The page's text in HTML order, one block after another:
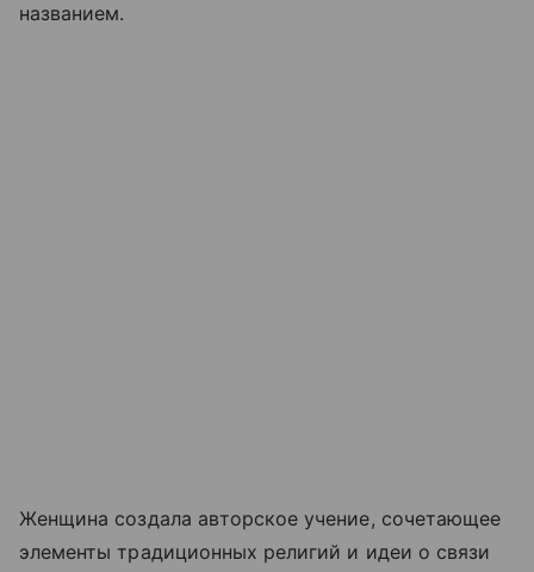
названием.
Женщина создала авторское учение, сочетающее
элементы традиционных религий и идеи о связи